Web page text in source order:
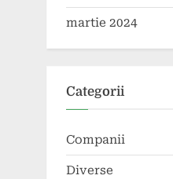
martie 2024
Categorii
Companii
Diverse